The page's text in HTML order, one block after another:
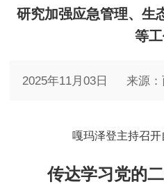
研究加强应急管理、生
等
2025年11月03日 来源
嘎玛泽登主持召
传达学习党的